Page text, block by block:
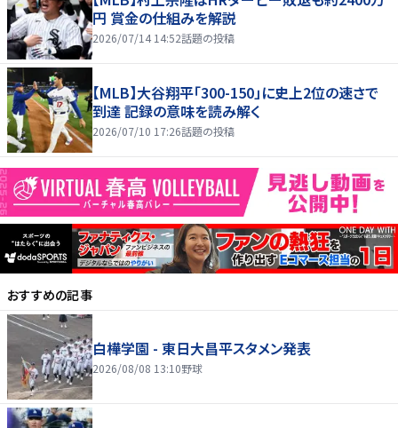
円 賞金の仕組みを解説
2026/07/14 14:52話題の投稿
【MLB】大谷翔平「300-150」に史上2位の速さで
到達 記録の意味を読み解く
2026/07/10 17:26話題の投稿
おすすめの記事
白樺学園 - 東日大昌平スタメン発表
2026/08/08 13:10野球